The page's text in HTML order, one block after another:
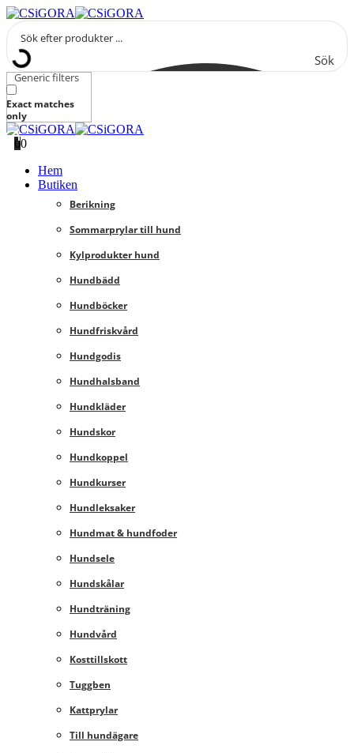
Sök
Generic filters
Exact matches
only
00
Hem
Butiken
Berikning
Sommarprylar till hund
Kylprodukter hund
Hundbädd
Hundböcker
Hundfriskvård
Hundgodis
Hundhalsband
Hundkläder
Hundskor
Hundkoppel
Hundkurser
Hundleksaker
Hundmat & hundfoder
Hundsele
Hundskålar
Hundträning
Hundvård
Kosttillskott
Tuggben
Kattprylar
Till hundägare